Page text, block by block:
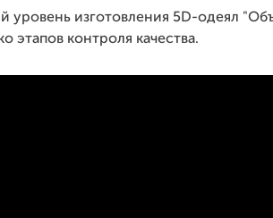
уровень изготовления 5D-одеял
этапов контроля качества.